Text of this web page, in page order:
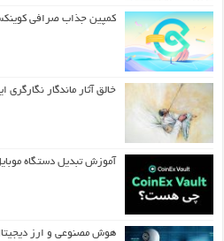
کمپین جذاب صرافی
خالق آثار ماندگار
آموزش تبدیل دستگاه
هوش مصنوعی و ارز